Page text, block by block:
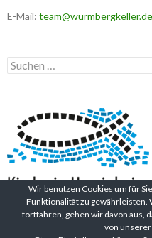
E-Mail: team@wurmbergkeller.de
Suchen
nach:
Wir benutzen Cookies um für
Funktionalität zu gewährleisten.
fortfahren, gehen wir davon aus,
von